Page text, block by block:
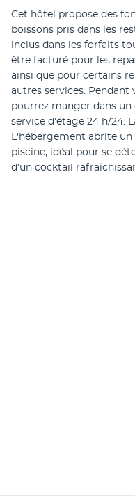
Cet hôtel propose des
boissons pris dans les
inclus dans les forfaits
être facturé pour les
ainsi que pour certains
autres services. Pendant
pourrez manger dans
service d'étage 24 h/24.
L'hébergement abrite
piscine, idéal pour se
d'un cocktail